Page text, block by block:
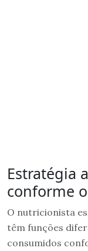
Estratégia
conforme
O nutricionista
têm funções
consumidos